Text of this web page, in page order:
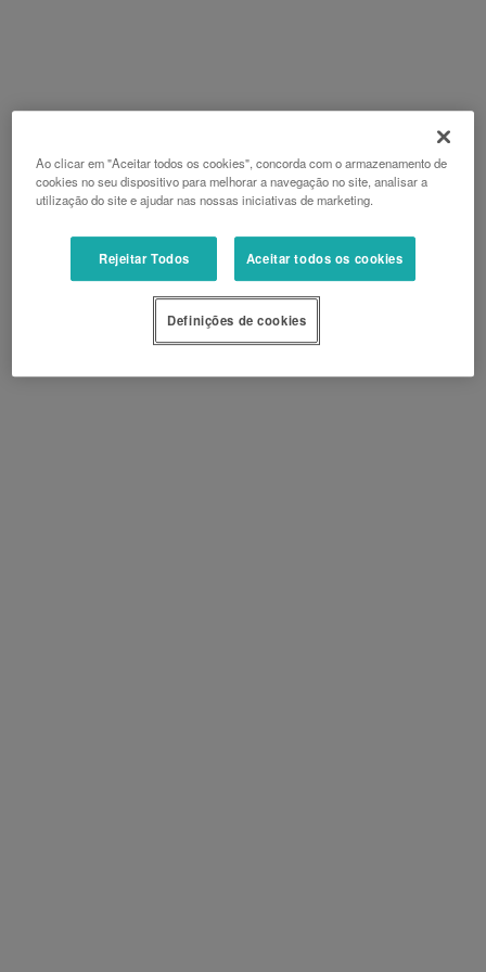
Ao clicar em "Aceitar todos os cookies", concorda com o armazenamento de
cookies no seu dispositivo para melhorar a navegação no site, analisar a
utilização do site e ajudar nas nossas iniciativas de marketing.
Rejeitar Todos Aceitar todos os cookies
Definições de cookies